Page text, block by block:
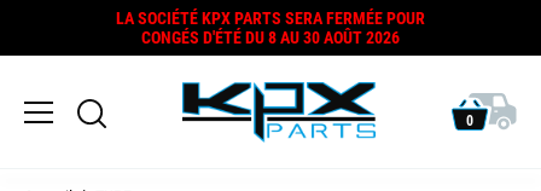
LA SOCIÉTÉ KPX PARTS SERA FERMÉE POUR
CONGÉS D'ÉTÉ DU 8 AU 30 AOÛT 2026
0